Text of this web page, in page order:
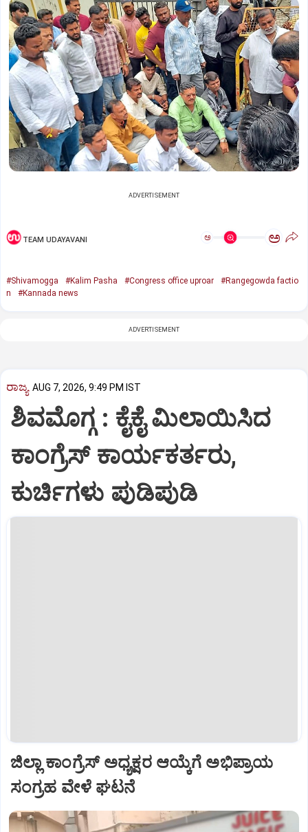
ADVERTISEMENT
TEAM UDAYAVANI ಅ ಅ
#Shivamogga #Kalim Pasha #Congress office uproar
#Rangegowda factio
n
#Kannada news
ADVERTISEMENT
ರಾಜ್ಯ AUG 7, 2026, 9:49 PM IST
ಶಿವಮೊಗ್ಗ : ಕೈಕೈ ಮಿಲಾಯಿಸಿದ
ಕಾಂಗ್ರೆಸ್ ಕಾರ್ಯಕರ್ತರು,
ಕುರ್ಚಿಗಳು ಪುಡಿಪುಡಿ
ಜಿಲ್ಲಾ ಕಾಂಗ್ರೆಸ್ ಅಧ್ಯಕ್ಷರ ಆಯ್ಕೆಗೆ ಅಭಿಪ್ರಾಯ
ಸಂಗ್ರಹ ವೇಳೆ ಘಟನೆ